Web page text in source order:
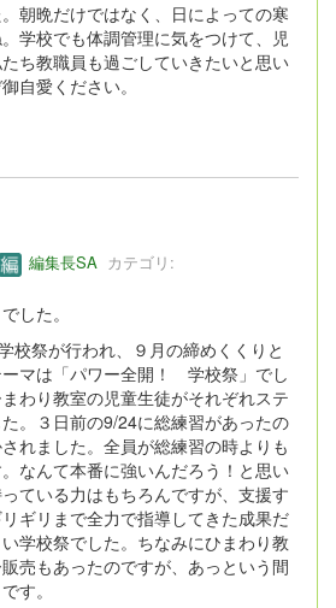
朝晩だけではなく、日によっての寒
学校でも体調管理に気をつけて、児
ち教職員も過ごしていきたいと思い
自愛ください。
編集長SA カテゴリ:
した。
校祭が行われ、９月の締めくくりと
マは「パワー全開！ 学校祭」でし
わり教室の児童生徒がそれぞれステ
。３日前の9/24に総練習があったの
れました。全員が総練習の時よりも
なんて本番に強いんだろう！と思い
ている力はもちろんですが、支援す
ギリまで全力で指導してきた成果だ
学校祭でした。ちなみにひまわり教
売もあったのですが、あっという間
す。